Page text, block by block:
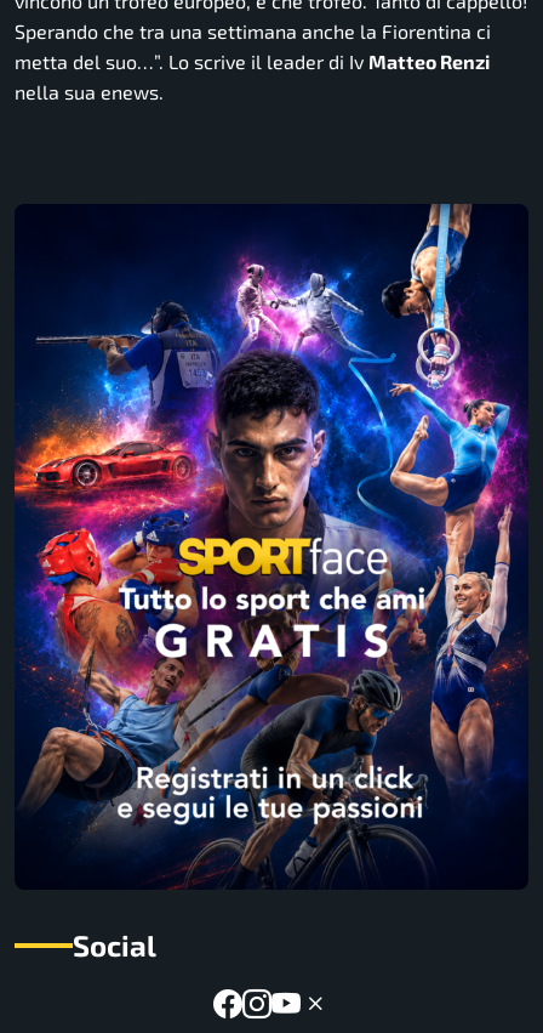
Sperando che tra una settimana anche la Fiorentina ci
metta del suo…”. Lo scrive il leader di Iv Matteo Renzi
nella sua enews.
Social